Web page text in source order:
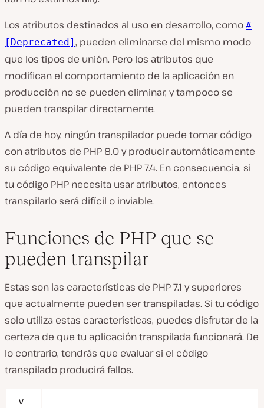
Los atributos destinados al uso en desarrollo, como #
[Deprecated] , pueden eliminarse del mismo modo
que los tipos de unión. Pero los atributos que
modifican el comportamiento de la aplicación en
producción no se pueden eliminar, y tampoco se
pueden transpilar directamente.
A día de hoy, ningún transpilador puede tomar código
con atributos de PHP 8.0 y producir automáticamente
su código equivalente de PHP 7.4. En consecuencia, si
tu código PHP necesita usar atributos, entonces
transpilarlo será difícil o inviable.
Funciones de PHP que se
pueden transpilar
Estas son las características de PHP 7.1 y superiores
que actualmente pueden ser transpiladas. Si tu código
solo utiliza estas características, puedes disfrutar de la
certeza de que tu aplicación transpilada funcionará. De
lo contrario, tendrás que evaluar si el código
transpilado producirá fallos.
V